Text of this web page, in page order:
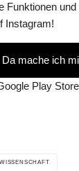
Funktionen
Instagram!
Da mache ich
Play
WISSENSCHAFT